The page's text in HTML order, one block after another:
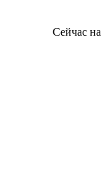
Сейчас